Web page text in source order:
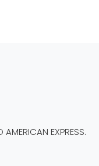
EXPRESS.